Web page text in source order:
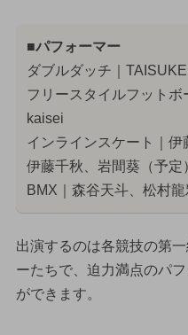
■パフォーマー
ダブルダッチ｜
フリースタイルフットボ
kaisei
インラインスケート｜伊
伊藤千秋、岩間葵（予定
BMX｜森谷天斗、松村龍
出演するのは各競技の第
ーたちで、迫力満点のパ
ができます。